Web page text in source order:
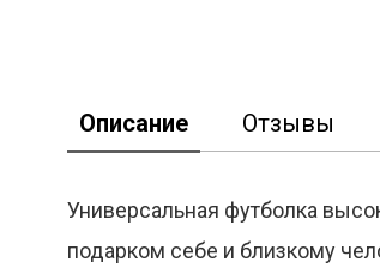
Описание Отзывы
Универсальная футболка
подарком себе и близкому